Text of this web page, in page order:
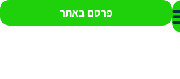
פרסם באתר